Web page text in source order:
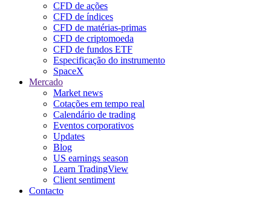
CFD de ações
CFD de índices
CFD de matérias-primas
CFD de criptomoeda
CFD de fundos ETF
Especificação do instrumento
SpaceX
Mercado
Market news
Cotações em tempo real
Calendário de trading
Eventos corporativos
Updates
Blog
US earnings season
Learn TradingView
Client sentiment
Contacto